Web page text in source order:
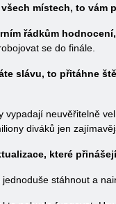
místech, to vám
řádkům
se do finále.
slávu, to přitáhne
vypadají neuvěřitelně
diváků jen
které
stáhnout a